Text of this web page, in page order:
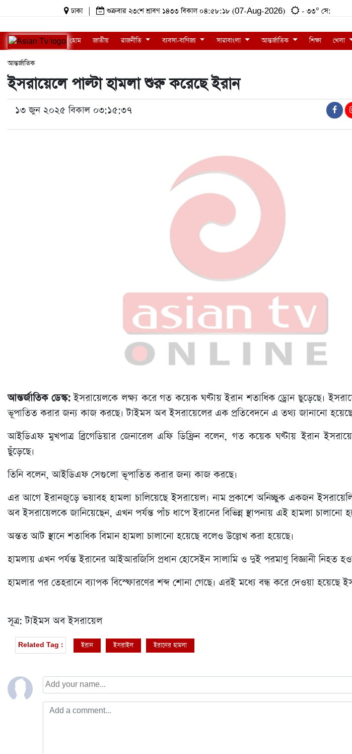
ঢাকা শুক্রবার ২৩শে শ্রাবণ ১৪৩৩ বিকাল ০৪:৫৮:১৮ (07-Aug-2026) - ৩৩° সে:
হোম জাতীয় রাজনীতি ব্যবসা-বাণিজ্য সারাবাংলা আন্তর্জাতিক শিক্ষা খেলা
আন্তর্জাতিক
ইসরায়েলে পাল্টা হামলা শুরু করেছে ইরান
১৩ জুন ২০২৫ বিকাল ০৩:১৫:৩৭
আন্তর্জাতিক ডেস্ক:ইসরায়েলকে লক্ষ্য করে গত কয়েক ঘণ্টায় ইরান শতাধিক ড্রোন ছুড়েছে।
ভূপাতিত করার জন্য কাজ করছে। টাইমস অব ইসরায়েলের এক প্রতিবেদনে এ তথ্য জানানো
আইডিএফ মুখপাত্র ব্রিগেডিয়ার জেনারেল এফি ডিফ্রিন বলেন, গত কয়েক ঘণ্টায় ইরান
ছুঁড়েছে।
তিনি বলেন, আইডিএফ সেগুলো ভূপাতিত করার জন্য কাজ করছে।
এর আগে ইরানজুড়ে ভয়াবহ হামলা চালিয়েছে ইসরায়েল। নাম প্রকাশে অনিচ্ছুক একজন
অব ইসরায়েলকে জানিয়েছেন, এখন পর্যন্ত পাঁচ ধাপে ইরানের বিভিন্ন স্থাপনায় এই হামলা চালানো
অন্তত আট স্থানে শতাধিক বিমান হামলা চালানো হয়েছে বলেও উল্লেখ করা হয়েছে।
হামলায় এখন পর্যন্ত ইরানের আইআরজিসি প্রধান হোসেইন সালামি ও দুই পরমাণু বিজ্ঞানী নিহত
হামলার পর তেহরানে ব্যাপক বিস্ফোরণের শব্দ শোনা গেছে। এরই মধ্যে বন্ধ করে দেওয়া হয়েছে
সূত্র: টাইমস অব ইসরায়েল
Related Tag : ইরান ইসরাইল ইরানের হামলা